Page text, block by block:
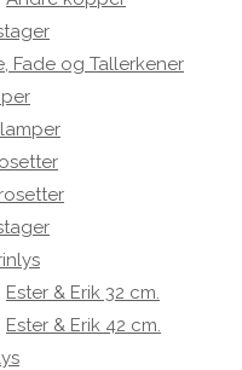
Fade og Tallerkener
Ester & Erik 32 cm.
Ester & Erik 42 cm.